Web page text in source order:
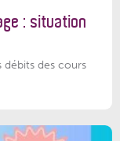
: situation
débits des cours